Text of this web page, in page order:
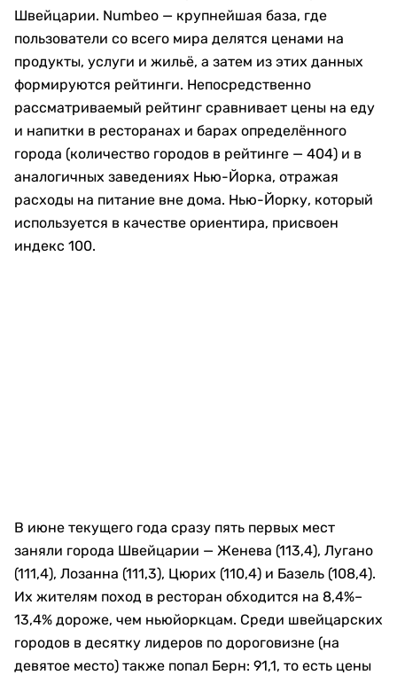
Швейцарии. Numbeo — крупнейшая база, где
пользователи со всего мира делятся ценами на
продукты, услуги и жильё, а затем из этих данных
формируются рейтинги. Непосредственно
рассматриваемый рейтинг сравнивает цены на еду
и напитки в ресторанах и барах определённого
города (количество городов в рейтинге — 404) и в
аналогичных заведениях Нью-Йорка, отражая
расходы на питание вне дома. Нью-Йорку, который
используется в качестве ориентира, присвоен
индекс 100.
В июне текущего года сразу пять первых мест
заняли города Швейцарии — Женева (113,4), Лугано
(111,4), Лозанна (111,3), Цюрих (110,4) и Базель (108,4).
Их жителям поход в ресторан обходится на 8,4%–
13,4% дороже, чем ньюйоркцам. Среди швейцарских
городов в десятку лидеров по дороговизне (на
девятое место) также попал Берн: 91,1, то есть цены